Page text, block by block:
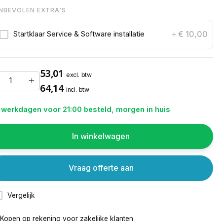
EXTRA'S
Startklaar Service & Software installatie + € 10,00
53,01 excl. btw
64,14 incl. btw
werkdagen voor 21:00 besteld, morgen in huis
In winkelwagen
Vergelijk
Vraag offerte aan
Kopen op rekening voor zakelijke klanten